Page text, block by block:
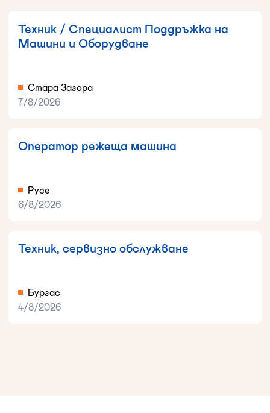
Техник / Специалист Поддръжка на
Машини и Оборудване
Стара Загора
7/8/2026
Оператор режеща машина
Русе
6/8/2026
Техник, сервизно обслужване
Бургас
4/8/2026